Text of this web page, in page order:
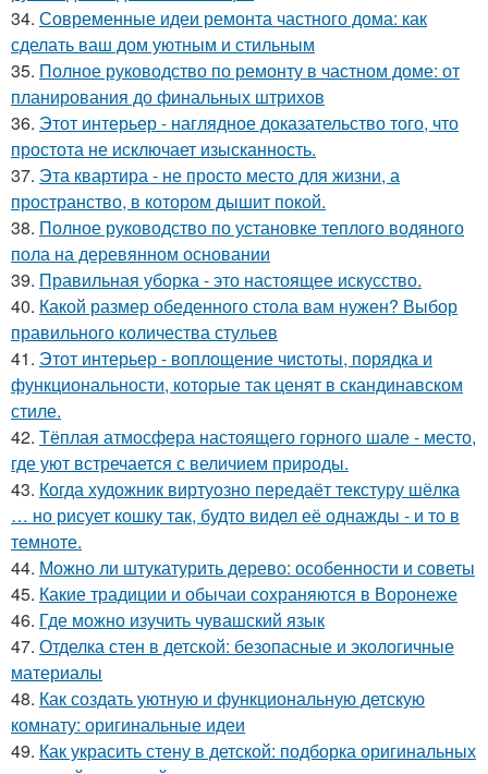
34. Современные идеи ремонта частного дома: как
сделать ваш дом уютным и стильным
35. Полное руководство по ремонту в частном доме: от
планирования до финальных штрихов
36. Этот интерьер - наглядное доказательство того, что
простота не исключает изысканность.
37. Эта квартира - не просто место для жизни, а
пространство, в котором дышит покой.
38. Полное руководство по установке теплого водяного
пола на деревянном основании
39. Правильная уборка - это настоящее искусство.
40. Какой размер обеденного стола вам нужен? Выбор
правильного количества стульев
41. Этот интерьер - воплощение чистоты, порядка и
функциональности, которые так ценят в скандинавском
стиле.
42. Тёплая атмосфера настоящего горного шале - место,
где уют встречается с величием природы.
43. Когда художник виртуозно передаёт текстуру шёлка
… но рисует кошку так, будто видел её однажды - и то в
темноте.
44. Можно ли штукатурить дерево: особенности и советы
45. Какие традиции и обычаи сохраняются в Воронеже
46. Где можно изучить чувашский язык
47. Отделка стен в детской: безопасные и экологичные
материалы
48. Как создать уютную и функциональную детскую
комнату: оригинальные идеи
49. Как украсить стену в детской: подборка оригинальных